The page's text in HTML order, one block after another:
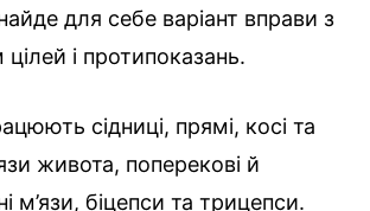
для себе варіант вправи з
і протипоказань.
сідниці, прямі, косі та
живота, поперекові й
м’язи, біцепси та трицепси.